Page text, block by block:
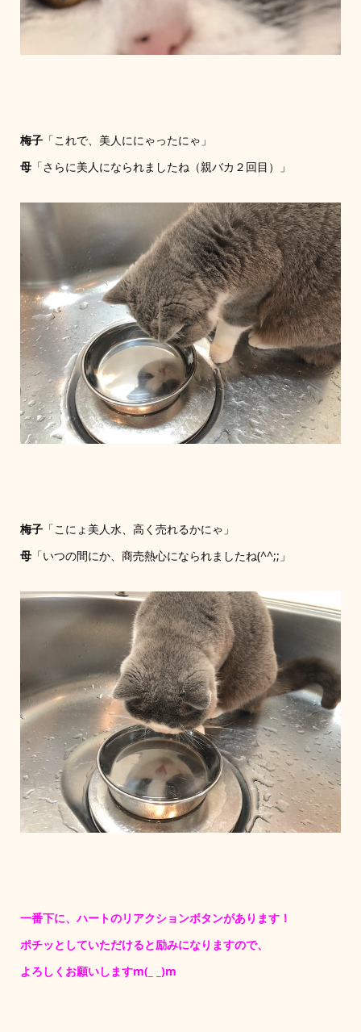
梅子「これで、美人ににゃったにゃ」
母「さらに美人になられましたね（親バカ２回目）」
梅子「こにょ美人水、高く売れるかにゃ」
母「いつの間にか、商売熱心になられましたね(^^;;」
一番下に、ハートのリアクションボタンがあります！
ポチッとしていただけると励みになりますので、
よろしくお願いしますm(_ _)m